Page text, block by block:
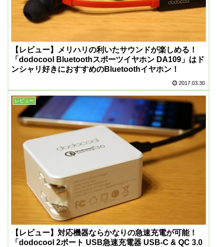
【レビュー】メリハリの利いたサウンドが楽しめる！
「dodocool Bluetoothスポーツイヤホン DA109」はド
ンシャリ好きにおすすめのBluetoothイヤホン！
2017.03.30
レビュー
【レビュー】対応機器ならかなりの急速充電が可能！
「dodocool 2ポート USB急速充電器 USB-C & QC 3.0